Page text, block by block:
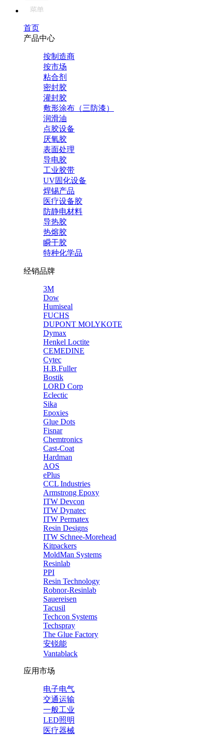
首页
产品中心
按制造商
按市场
粘合剂
密封胶
灌封胶
敷形涂布（三防漆）
润滑油
点胶设备
厌氧胶
表面处理
导电胶
工业胶带
UV固化设备
焊锡产品
医疗设备胶
防静电材料
导热胶
热熔胶
瞬干胶
特种化学品
经销品牌
3M
Dow
Humiseal
FUCHS
DUPONT MOLYKOTE
Dymax
Henkel Loctite
CEMEDINE
Cytec
H.B.Fuller
Bostik
LORD Corp
Eclectic
Sika
Epoxies
Glue Dots
Fisnar
Chemtronics
Cast-Coat
Hardman
AOS
ePlus
CCL Industries
Armstrong Epoxy
ITW Devcon
ITW Dynatec
ITW Permatex
Resin Designs
ITW Schnee-Morehead
Kitpackers
MoldMan Systems
Resinlab
PPI
Resin Technology
Robnor-Resinlab
Sauereisen
Tacusil
Techcon Systems
Techspray
The Glue Factory
安锐能
Vantablack
应用市场
电子电气
交通运输
一般工业
LED照明
医疗器械